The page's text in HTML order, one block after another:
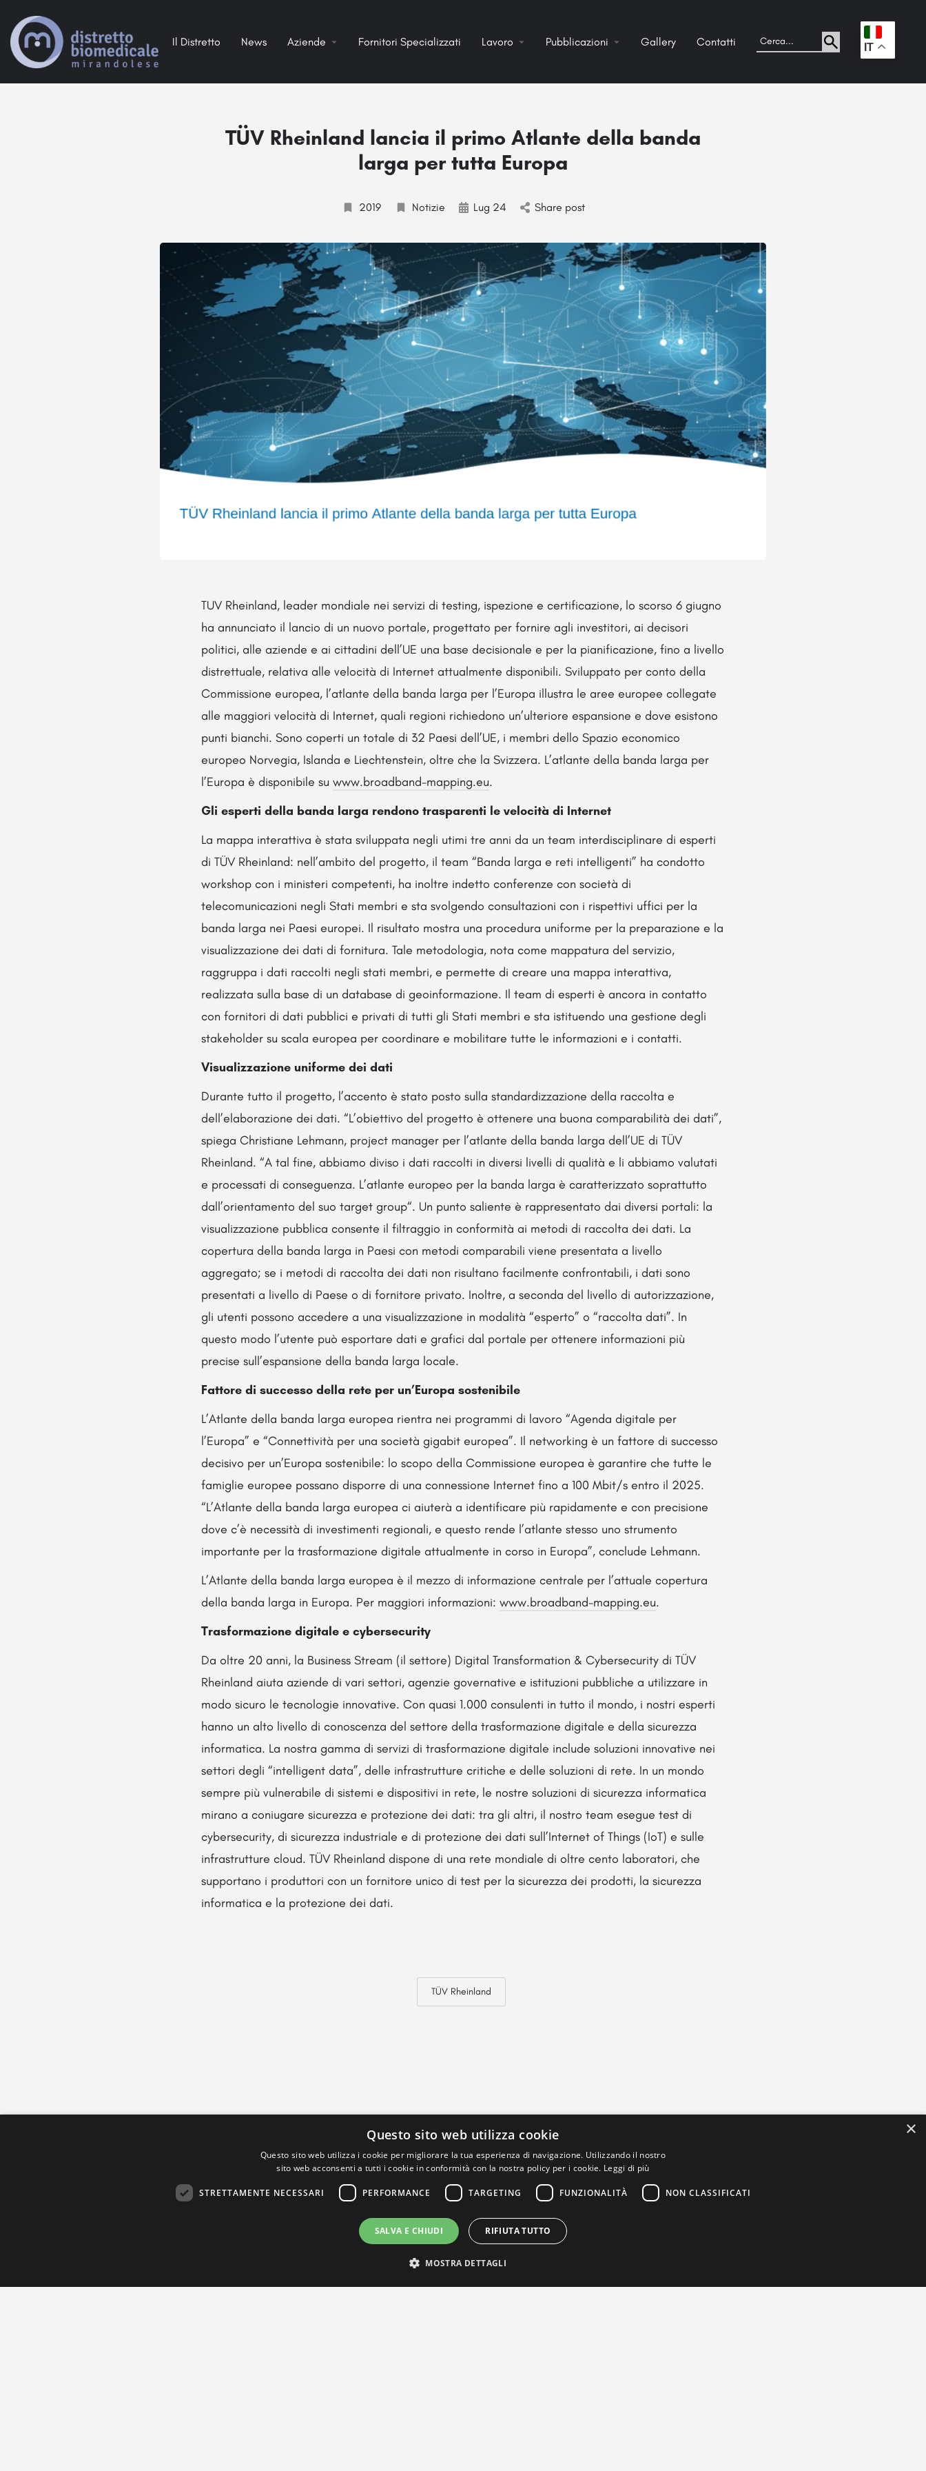
Il Distretto News Aziende Fornitori Specializzati Lavoro Pubblicazioni Gallery Contatti . IT
TÜV Rheinland lancia il primo Atlante della banda
larga per tutta Europa
2019 Notizie Lug 24 Share post
TUV Rheinland, leader mondiale nei servizi di testing, ispezione e certificazione, lo scorso 6 giugno
ha annunciato il lancio di un nuovo portale, progettato per fornire agli investitori, ai decisori
politici, alle aziende e ai cittadini dell’UE una base decisionale e per la pianificazione, fino a livello
distrettuale, relativa alle velocità di Internet attualmente disponibili. Sviluppato per conto della
Commissione europea, l’atlante della banda larga per l’Europa illustra le aree europee collegate
alle maggiori velocità di Internet, quali regioni richiedono un’ulteriore espansione e dove esistono
punti bianchi. Sono coperti un totale di 32 Paesi dell’UE, i membri dello Spazio economico
europeo Norvegia, Islanda e Liechtenstein, oltre che la Svizzera. L’atlante della banda larga per
l’Europa è disponibile su www.broadband-mapping.eu.
Gli esperti della banda larga rendono trasparenti le velocità di Internet
La mappa interattiva è stata sviluppata negli utimi tre anni da un team interdisciplinare di esperti
di TÜV Rheinland: nell’ambito del progetto, il team “Banda larga e reti intelligenti” ha condotto
workshop con i ministeri competenti, ha inoltre indetto conferenze con società di
telecomunicazioni negli Stati membri e sta svolgendo consultazioni con i rispettivi uffici per la
banda larga nei Paesi europei. Il risultato mostra una procedura uniforme per la preparazione e la
visualizzazione dei dati di fornitura. Tale metodologia, nota come mappatura del servizio,
raggruppa i dati raccolti negli stati membri, e permette di creare una mappa interattiva,
realizzata sulla base di un database di geoinformazione. Il team di esperti è ancora in contatto
con fornitori di dati pubblici e privati di tutti gli Stati membri e sta istituendo una gestione degli
stakeholder su scala europea per coordinare e mobilitare tutte le informazioni e i contatti.
Visualizzazione uniforme dei dati
Durante tutto il progetto, l’accento è stato posto sulla standardizzazione della raccolta e
dell’elaborazione dei dati. “L’obiettivo del progetto è ottenere una buona comparabilità dei dati”,
spiega Christiane Lehmann, project manager per l’atlante della banda larga dell’UE di TÜV
Rheinland. “A tal fine, abbiamo diviso i dati raccolti in diversi livelli di qualità e li abbiamo valutati
e processati di conseguenza. L’atlante europeo per la banda larga è caratterizzato soprattutto
dall’orientamento del suo target group“. Un punto saliente è rappresentato dai diversi portali: la
visualizzazione pubblica consente il filtraggio in conformità ai metodi di raccolta dei dati. La
copertura della banda larga in Paesi con metodi comparabili viene presentata a livello
aggregato; se i metodi di raccolta dei dati non risultano facilmente confrontabili, i dati sono
presentati a livello di Paese o di fornitore privato. Inoltre, a seconda del livello di autorizzazione,
gli utenti possono accedere a una visualizzazione in modalità “esperto” o “raccolta dati”. In
questo modo l’utente può esportare dati e grafici dal portale per ottenere informazioni più
precise sull’espansione della banda larga locale.
Fattore di successo della rete per un’Europa sostenibile
L’Atlante della banda larga europea rientra nei programmi di lavoro “Agenda digitale per
l’Europa” e “Connettività per una società gigabit europea”. Il networking è un fattore di successo
decisivo per un’Europa sostenibile: lo scopo della Commissione europea è garantire che tutte le
famiglie europee possano disporre di una connessione Internet fino a 100 Mbit/s entro il 2025.
“L’Atlante della banda larga europea ci aiuterà a identificare più rapidamente e con precisione
dove c’è necessità di investimenti regionali, e questo rende l’atlante stesso uno strumento
importante per la trasformazione digitale attualmente in corso in Europa”, conclude Lehmann.
L’Atlante della banda larga europea è il mezzo di informazione centrale per l’attuale copertura
della banda larga in Europa. Per maggiori informazioni: www.broadband-mapping.eu.
Trasformazione digitale e cybersecurity
Da oltre 20 anni, la Business Stream (il settore) Digital Transformation & Cybersecurity di TÜV
Rheinland aiuta aziende di vari settori, agenzie governative e istituzioni pubbliche a utilizzare in
modo sicuro le tecnologie innovative. Con quasi 1.000 consulenti in tutto il mondo, i nostri esperti
hanno un alto livello di conoscenza del settore della trasformazione digitale e della sicurezza
informatica. La nostra gamma di servizi di trasformazione digitale include soluzioni innovative nei
settori degli “intelligent data”, delle infrastrutture critiche e delle soluzioni di rete. In un mondo
sempre più vulnerabile di sistemi e dispositivi in rete, le nostre soluzioni di sicurezza informatica
mirano a coniugare sicurezza e protezione dei dati: tra gli altri, il nostro team esegue test di
cybersecurity, di sicurezza industriale e di protezione dei dati sull’Internet of Things (IoT) e sulle
infrastrutture cloud. TÜV Rheinland dispone di una rete mondiale di oltre cento laboratori, che
supportano i produttori con un fornitore unico di test per la sicurezza dei prodotti, la sicurezza
informatica e la protezione dei dati.
TÜV Rheinland
×
Questo sito web utilizza cookie
Questo sito web utilizza i cookie per migliorare la tua esperienza di navigazione. Utilizzando il nostro
sito web acconsenti a tutti i cookie in conformità con la nostra policy per i cookie. Leggi di più
STRETTAMENTE NECESSARI PERFORMANCE TARGETING FUNZIONALITÀ NON CLASSIFICATI
SALVA E CHIUDI RIFIUTA TUTTO
MOSTRA DETTAGLI